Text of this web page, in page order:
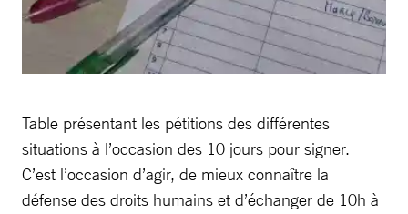
Table présentant les pétitions des différentes
situations à l’occasion des 10 jours pour signer.
C’est l’occasion d’agir, de mieux connaître la
défense des droits humains et d’échanger de 10h à